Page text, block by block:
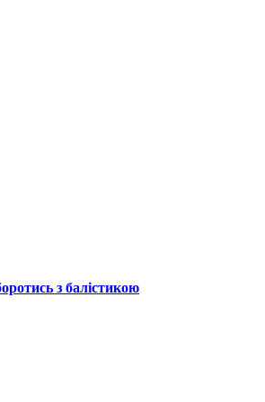
з балістикою